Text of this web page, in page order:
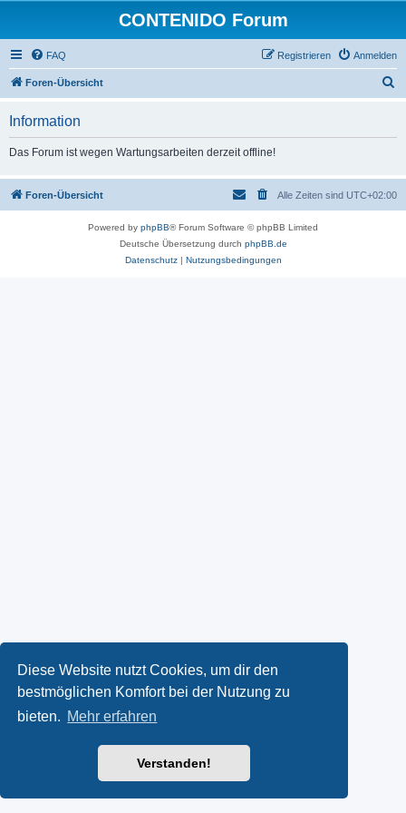
Diese Website nutzt Cookies, um dir den
bestmöglichen Komfort bei der Nutzung zu
bieten. Mehr erfahren
Verstanden!
CONTENIDO Forum
FAQ Anmelden
Registrieren
Foren-Übersicht
Information
Das Forum ist wegen Wartungsarbeiten derzeit offline!
Foren-Übersicht Alle Zeiten sind UTC+02:00
Powered by phpBB® Forum Software © phpBB Limited
Deutsche Übersetzung durch phpBB.de
Datenschutz| Nutzungsbedingungen